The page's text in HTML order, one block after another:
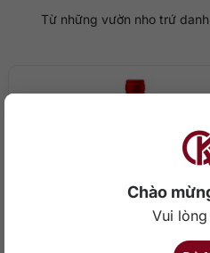
Chào
Vui
Từ những vườn nho trứ